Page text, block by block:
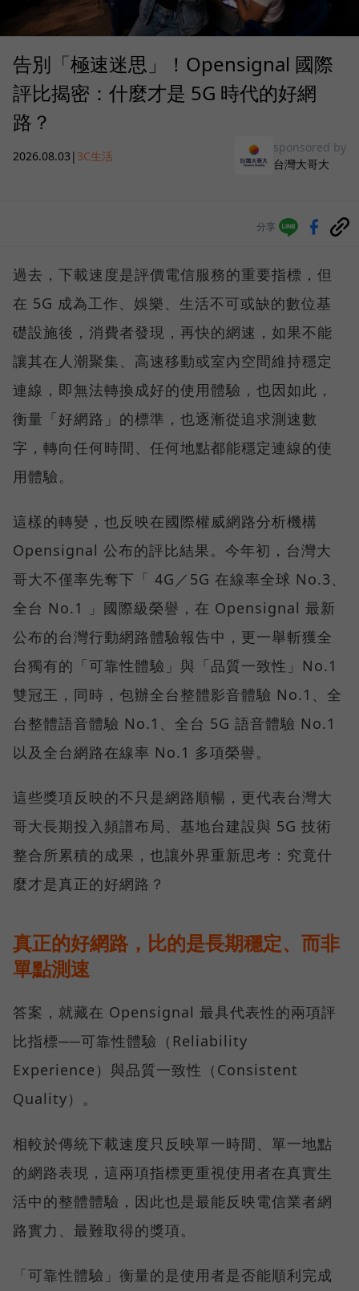
告別「極速迷思」！Opensignal 國際
評比揭密：什麼才是 5G 時代的好網
路？
2026.08.03 | 3C生活
sponsored by
台灣大哥大
分享
過去，下載速度是評價電信服務的重要指標，但
在 5G 成為工作、娛樂、生活不可或缺的數位基
礎設施後，消費者發現，再快的網速，如果不能
讓其在人潮聚集、高速移動或室內空間維持穩定
連線，即無法轉換成好的使用體驗，也因如此，
衡量「好網路」的標準，也逐漸從追求測速數
字，轉向任何時間、任何地點都能穩定連線的使
用體驗。
這樣的轉變，也反映在國際權威網路分析機構
Opensignal 公布的評比結果。今年初，台灣大
哥大不僅率先奪下「 4G／5G 在線率全球 No.3、
全台 No.1 」國際級榮譽，在 Opensignal 最新
公布的台灣行動網路體驗報告中，更一舉斬獲全
台獨有的「可靠性體驗」與「品質一致性」No.1
雙冠王，同時，包辦全台整體影音體驗 No.1、全
台整體語音體驗 No.1、全台 5G 語音體驗 No.1
以及全台網路在線率 No.1 多項榮譽。
這些獎項反映的不只是網路順暢，更代表台灣大
哥大長期投入頻譜布局、基地台建設與 5G 技術
整合所累積的成果，也讓外界重新思考：究竟什
麼才是真正的好網路？
真正的好網路，比的是長期穩定、而非
單點測速
答案，就藏在 Opensignal 最具代表性的兩項評
比指標──可靠性體驗（Reliability
Experience）與品質一致性（Consistent
Quality）。
相較於傳統下載速度只反映單一時間、單一地點
的網路表現，這兩項指標更重視使用者在真實生
活中的整體體驗，因此也是最能反映電信業者網
路實力、最難取得的獎項。
「可靠性體驗」衡量的是使用者是否能順利完成